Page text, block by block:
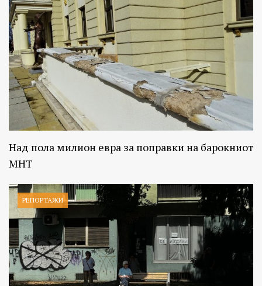
Над пола милион евра за поправки на барокниот
МНТ
РЕПОРТАЖИ